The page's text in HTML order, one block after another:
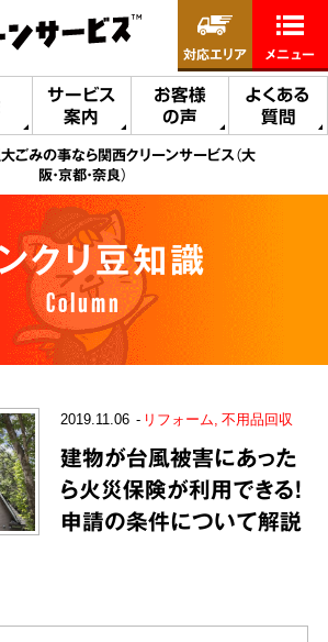
サービス
案内
お客様
の声
よくある
質問
対応エリア メニュー
ごみの事なら関西クリーンサービス（大
阪・京都・奈良）
クリ豆知識
Column
2019.11.06 リフォーム 不用品回収
建物が台風被害にあった
ら火災保険が利用できる！
申請の条件について解説